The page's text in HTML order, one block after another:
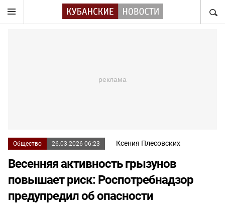
Общество 26.03.2026 06:23 Ксения Плесовских
Весенняя активность грызунов
повышает риск: Роспотребнадзор
предупредил об опасности